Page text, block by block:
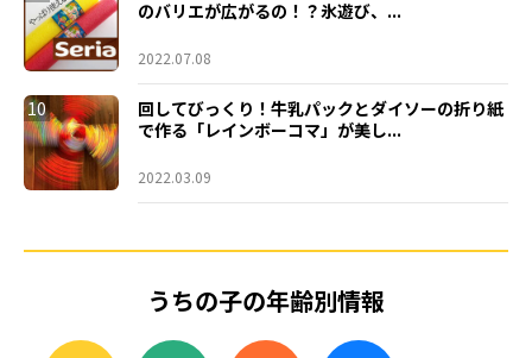
のバリエが広がるの！？氷遊び、...
2022.07.08
10
回してびっくり！牛乳パックとダイソーの折り紙
で作る「レインボーコマ」が美し...
2022.03.09
うちの子の年齢別情報